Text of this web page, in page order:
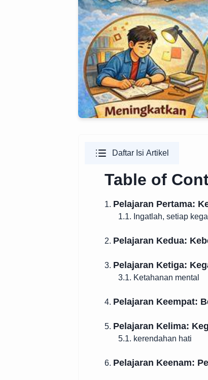
Daftar Isi Artikel
Table of
1. Pelajaran Pertama:
1.1. Ingatlah, setiap
2. Pelajaran Kedua:
3. Pelajaran Ketiga:
3.1. Ketahanan mental
4. Pelajaran Keempat:
5. Pelajaran Kelima:
5.1. kerendahan hati
6. Pelajaran Keenam: